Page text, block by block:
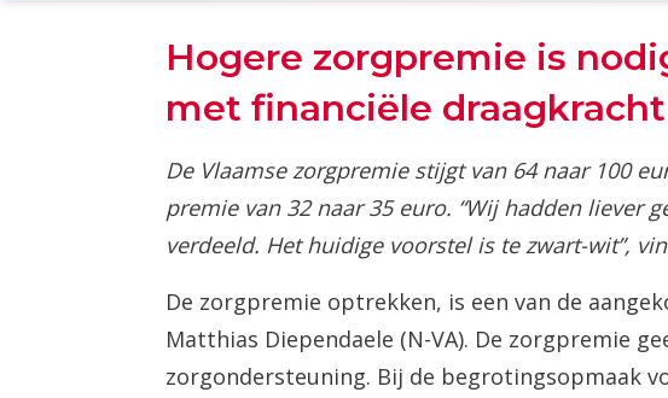
Hogere zorgpremie is
met financiële
De Vlaamse zorgpremie stijgt van 64 naar 100
premie van 32 naar 35 euro. “Wij hadden liever
verdeeld. Het huidige voorstel is te zwart-wit”,
De zorgpremie optrekken, is een van de
Matthias Diependaele (N-VA). De zorgpremie
zorgondersteuning. Bij de begrotingsopmaak